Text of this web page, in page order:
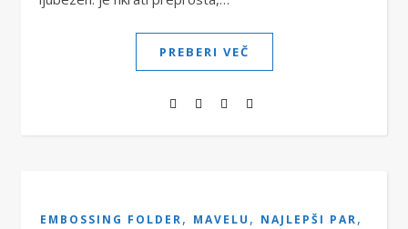
PREBERI VEČ
EMBOSSING FOLDER, MAVELU , NAJLEPŠI PAR,